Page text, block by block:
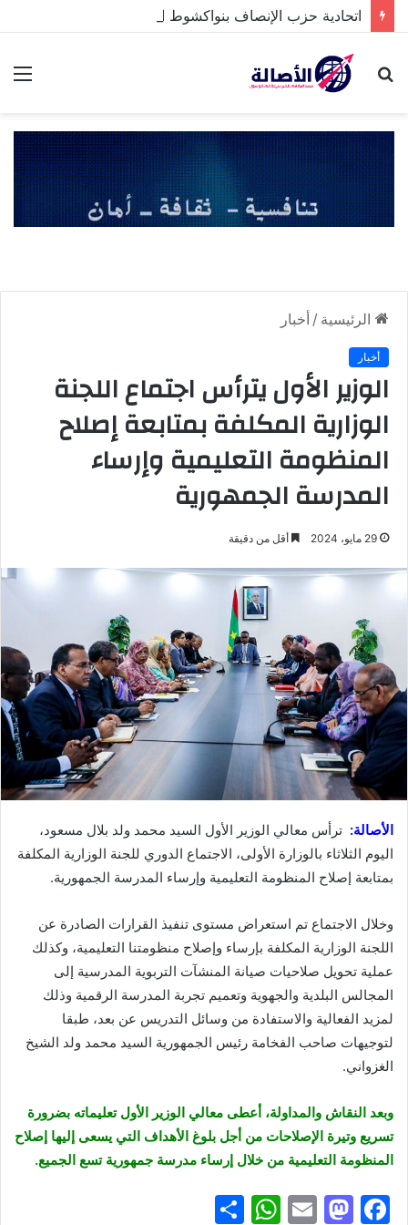
بحث
الرئيسية / أخبار
أخبار
الوزير الأول يترأس اجتماع اللجنة
الوزارية المكلفة بمتابعة إصلاح
المنظومة التعليمية وإرساء
المدرسة الجمهورية
29 مايو، 2024 أقل من دقيقة
الأصالة: ترأس معالي الوزير الأول السيد محمد ولد بلال مسعود،
اليوم الثلاثاء بالوزارة الأولى، الاجتماع الدوري للجنة الوزارية المكلفة
بمتابعة إصلاح المنظومة التعليمية وإرساء المدرسة الجمهورية.
وخلال الاجتماع تم استعراض مستوى تنفيذ القرارات الصادرة عن
اللجنة الوزارية المكلفة بإرساء وإصلاح منظومتنا التعليمية، وكذلك
عملية تحويل صلاحيات صيانة المنشآت التربوية المدرسية إلى
المجالس البلدية والجهوية وتعميم تجربة المدرسة الرقمية وذلك
لمزيد الفعالية والاستفادة من وسائل التدريس عن بعد، طبقا
لتوجيهات صاحب الفخامة رئيس الجمهورية السيد محمد ولد الشيخ
الغزواني.
وبعد النقاش والمداولة، أعطى معالي الوزير الأول تعليماته بضرورة
تسريع وتيرة الإصلاحات من أجل بلوغ الأهداف التي يسعى إليها إصلاح
المنظومة التعليمية من خلال إرساء مدرسة جمهورية تسع الجميع.
F
M
E
W